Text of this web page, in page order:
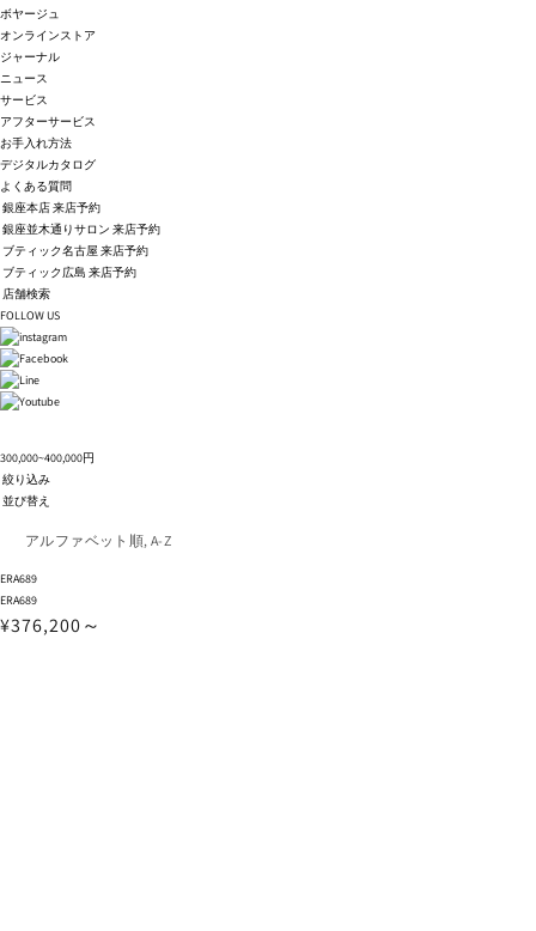
ボヤージュ
オンラインストア
ジャーナル
ニュース
サービス
アフターサービス
お手入れ方法
デジタルカタログ
よくある質問
銀座本店 来店予約
銀座並木通りサロン 来店予約
ブティック名古屋 来店予約
ブティック広島 来店予約
店舗検索
FOLLOW US
300,000~400,000円
絞り込み
並び替え
ERA689
ERA689
¥376,200～